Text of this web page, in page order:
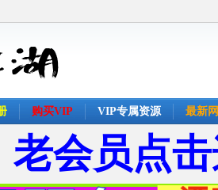
购买VIP VIP专属资源 最新
老会员点